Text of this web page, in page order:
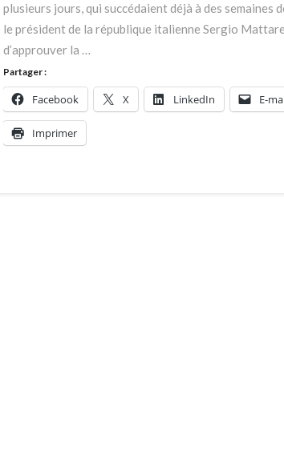
plusieurs jours, qui succédaient déjà à des semaines
le président de la république italienne Sergio
d’approuver la …
Partager :
Facebook X LinkedIn E-
Imprimer